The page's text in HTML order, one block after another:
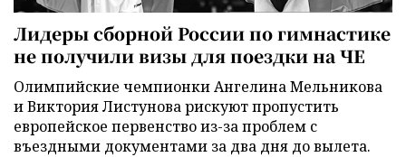
Лидеры сборной России по гимнастике
не получили визы для поездки на ЧЕ
Олимпийские чемпионки Ангелина Мельникова
и Виктория Листунова рискуют пропустить
европейское первенство из-за проблем с
въездными документами за два дня до вылета.